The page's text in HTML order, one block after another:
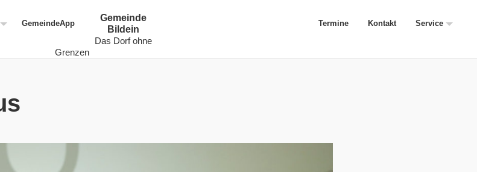
GemeindeApp Termine Kontakt Service
Gemeinde
Bildein
Das Dorf ohne
Grenzen